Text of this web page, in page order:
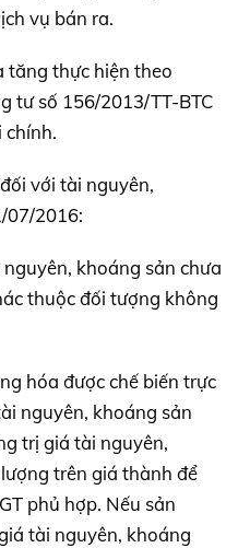
vụ bán ra.
tăng thực hiện theo
tư số 156/2013/TT-BTC
chính.
với tài nguyên,
07/2016:
khoáng sản chưa
thuộc đối tượng không
hóa được chế biến trực
nguyên, khoáng sản
trị giá tài nguyên,
trên giá thành để
phủ hợp. Nếu sản
tài nguyên, khoáng